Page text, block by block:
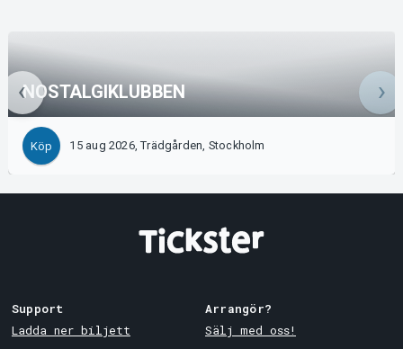
NOSTALGIKLUBBEN
Köp 15 aug 2026, Trädgården, Stockholm
Support
Ladda ner biljett
Arrangör?
Sälj med oss!